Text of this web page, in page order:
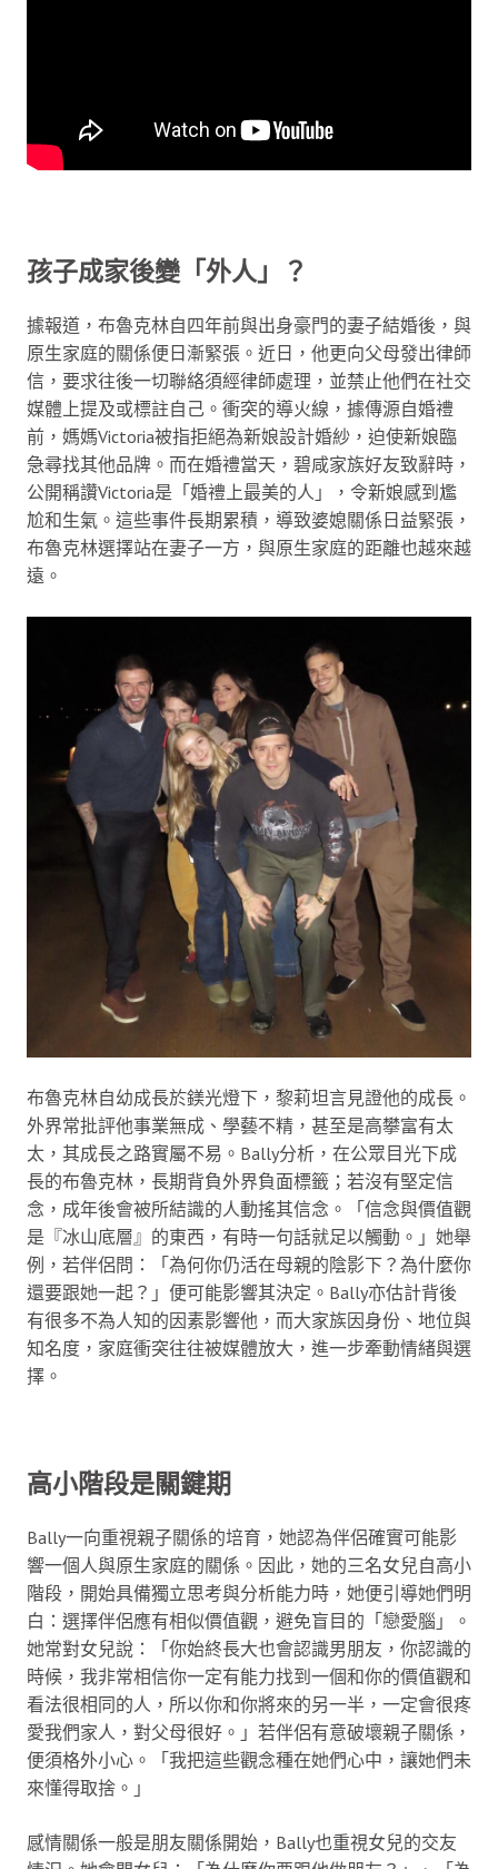
孩子成家後變「外人」？
據報道，布魯克林自四年前與出身豪門的妻子結婚後，與
原生家庭的關係便日漸緊張。近日，他更向父母發出律師
信，要求往後一切聯絡須經律師處理，並禁止他們在社交
媒體上提及或標註自己。衝突的導火線，據傳源自婚禮
前，媽媽Victoria被指拒絕為新娘設計婚紗，迫使新娘臨
急尋找其他品牌。而在婚禮當天，碧咸家族好友致辭時，
公開稱讚Victoria是「婚禮上最美的人」，令新娘感到尷
尬和生氣。這些事件長期累積，導致婆媳關係日益緊張，
布魯克林選擇站在妻子一方，與原生家庭的距離也越來越
遠。
布魯克林自幼成長於鎂光燈下，黎莉坦言見證他的成長。
外界常批評他事業無成、學藝不精，甚至是高攀富有太
太，其成長之路實屬不易。Bally分析，在公眾目光下成
長的布魯克林，長期背負外界負面標籤；若沒有堅定信
念，成年後會被所結識的人動搖其信念。「信念與價值觀
是『冰山底層』的東西，有時一句話就足以觸動。」她舉
例，若伴侶問：「為何你仍活在母親的陰影下？為什麼你
還要跟她一起？」便可能影響其決定。Bally亦估計背後
有很多不為人知的因素影響他，而大家族因身份、地位與
知名度，家庭衝突往往被媒體放大，進一步牽動情緒與選
擇。
高小階段是關鍵期
Bally一向重視親子關係的培育，她認為伴侶確實可能影
響一個人與原生家庭的關係。因此，她的三名女兒自高小
階段，開始具備獨立思考與分析能力時，她便引導她們明
白：選擇伴侶應有相似價值觀，避免盲目的「戀愛腦」。
她常對女兒說：「你始終長大也會認識男朋友，你認識的
時候，我非常相信你一定有能力找到一個和你的價值觀和
看法很相同的人，所以你和你將來的另一半，一定會很疼
愛我們家人，對父母很好。」若伴侶有意破壞親子關係，
便須格外小心。「我把這些觀念種在她們心中，讓她們未
來懂得取捨。」
感情關係一般是朋友關係開始，Bally也重視女兒的交友